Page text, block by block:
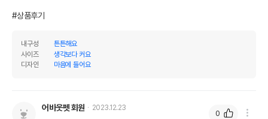
#상품후기
내구성
튼튼해요
사이즈
생각보다 커요
디자인
마음에 들어요
어바웃펫 회원 2023.12.23
0